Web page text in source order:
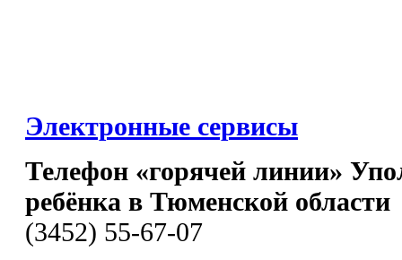
Электронные сервисы
Телефон «горячей линии»
ребёнка в Тюменской области
(3452) 55-67-07